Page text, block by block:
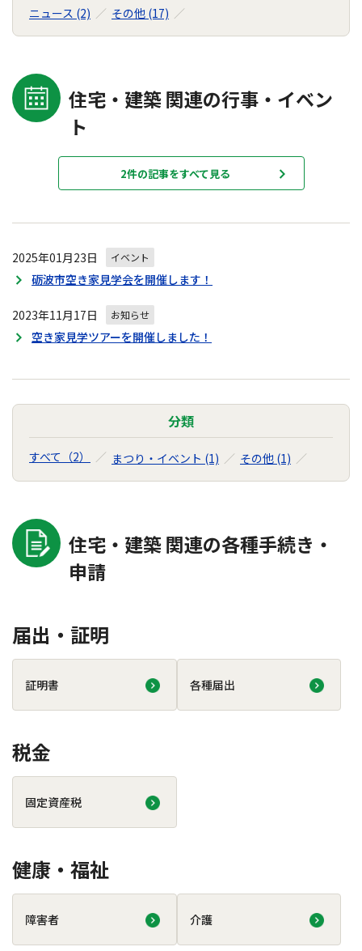
ニュース (2)
その他 (17)
住宅・建築 関連の行事・イベン
ト
2件の記事をすべて見る
2025年01月23日 イベント
砺波市空き家見学会を開催します！
2023年11月17日 お知らせ
空き家見学ツアーを開催しました！
分類
すべて（2） まつり・イベント (1) その他 (1)
住宅・建築 関連の各種手続き・
申請
届出・証明
証明書 各種届出
税金
固定資産税
健康・福祉
障害者 介護